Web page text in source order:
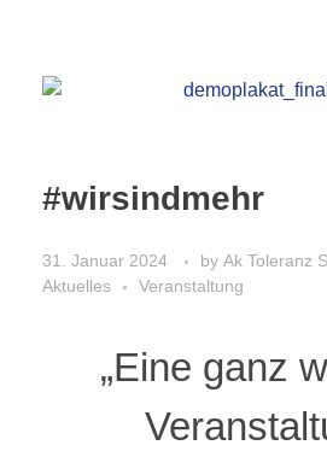
#wirsindmehr
31. Januar 2024 by Ak Toleranz
Aktuelles
Veranstaltung
„Eine ganz